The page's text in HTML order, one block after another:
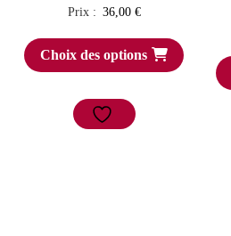
Prix : 36,00 €
Choix des options